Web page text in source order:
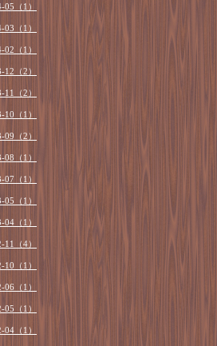
05（1）
03（1）
02（1）
12（2）
11（2）
10（1）
09（2）
08（1）
07（1）
05（1）
04（1）
11（4）
10（1）
06（1）
05（1）
04（1）